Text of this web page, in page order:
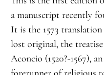
a manuscript recently
It is the 1573
lost original, the
Aconcio (1520?-1567),